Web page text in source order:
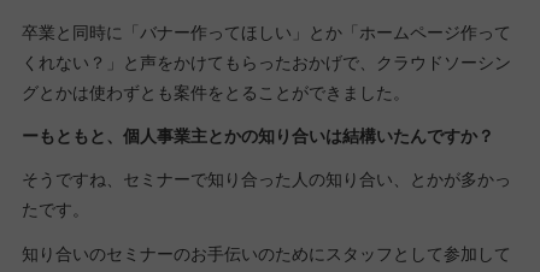
卒業と同時に「バナー作ってほしい」とか「ホームページ作って
くれない？」と声をかけてもらったおかげで、クラウドソーシン
グとかは使わずとも案件をとることができました。
ーもともと、個人事業主とかの知り合いは結構いたんですか？
そうですね、セミナーで知り合った人の知り合い、とかが多かっ
たです。
知り合いのセミナーのお手伝いのためにスタッフとして参加して